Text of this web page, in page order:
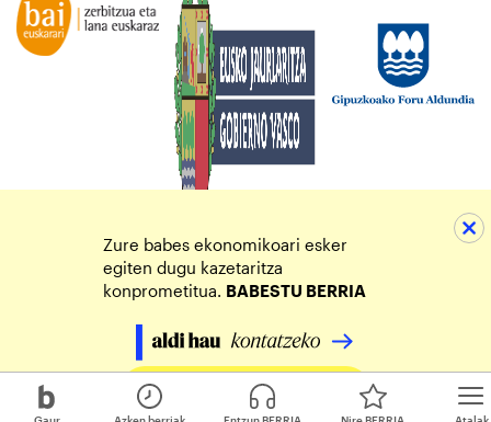
Zure babes ekonomikoari esker
egiten dugu kazetaritza
konprometitua. BABESTU BERRIA
Egin zure ekarpena